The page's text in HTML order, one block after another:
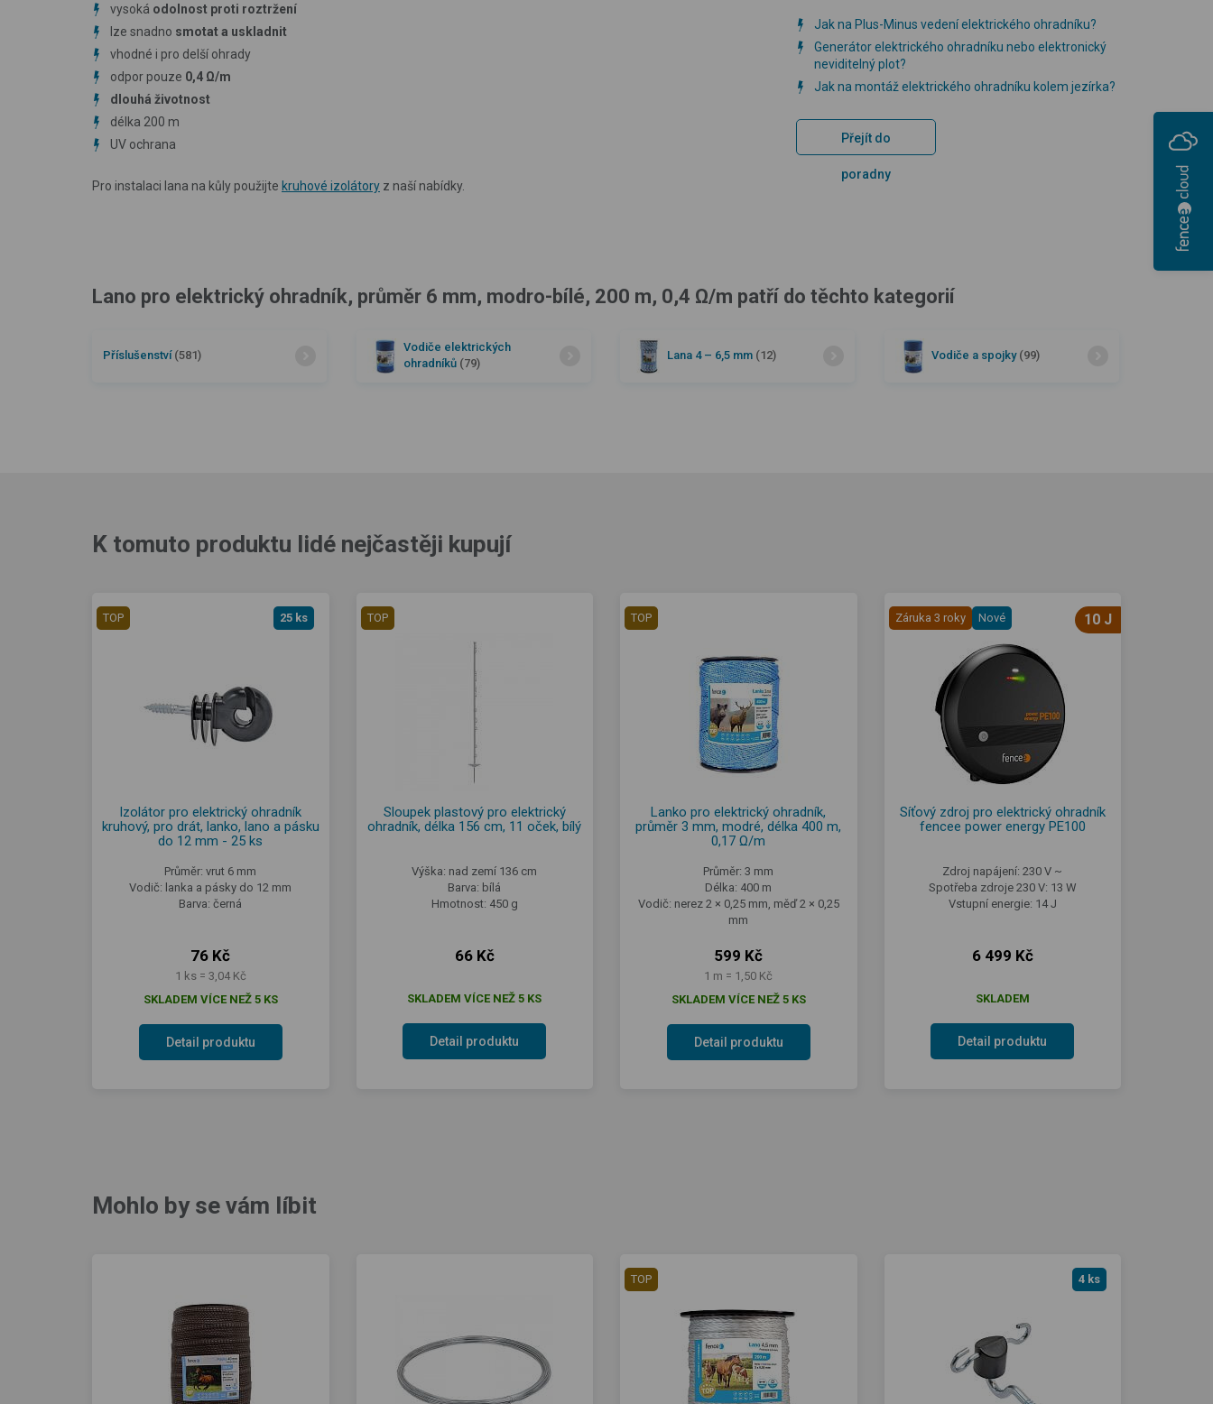
vysoká odolnost proti roztržení
lze snadno smotat a uskladnit
vhodné i pro delší ohrady
odpor pouze 0,4 Ω/m
dlouhá životnost
délka 200 m
UV ochrana
Pro instalaci lana na kůly použijte kruhové izolátory z naší nabídky.
Jak na Plus-Minus vedení elektrického ohradníku?
Generátor elektrického ohradníku nebo elektronický
neviditelný plot?
Jak na montáž elektrického ohradníku kolem jezírka?
Přejít do
poradny
Lano pro elektrický ohradník, průměr 6 mm, modro-bílé, 200 m, 0,4 Ω/m patří do těchto kategorií
Příslušenství (581)
Vodiče elektrických
ohradníků (79)
Lana 4 –⁠ 6,5 mm (12) Vodiče a spojky (99)
K tomuto produktu lidé nejčastěji kupují
TOP 25 ks
Izolátor pro elektrický ohradník
kruhový, pro drát, lanko, lano a pásku
do 12 mm - 25 ks
Průměr: vrut 6 mm
Vodič: lanka a pásky do 12 mm
Barva: černá
76 Kč
1 ks = 3,04 Kč
SKLADEM VÍCE NEŽ 5 KS
Detail produktu
TOP
Sloupek plastový pro elektrický
ohradník, délka 156 cm, 11 oček, bílý
Výška: nad zemí 136 cm
Barva: bílá
Hmotnost: 450 g
66 Kč
SKLADEM VÍCE NEŽ 5 KS
Detail produktu
TOP
Lanko pro elektrický ohradník,
průměr 3 mm, modré, délka 400 m,
0,17 Ω/m
Průměr: 3 mm
Délka: 400 m
Vodič: nerez 2 × 0,25 mm, měď 2 × 0,25
mm
599 Kč
1 m = 1,50 Kč
SKLADEM VÍCE NEŽ 5 KS
Detail produktu
Záruka 3 roky Nové 10 J
Síťový zdroj pro elektrický ohradník
fencee power energy PE100
Zdroj napájení: 230 V ~
Spotřeba zdroje 230 V: 13 W
Vstupní energie: 14 J
6 499 Kč
SKLADEM
Detail produktu
Mohlo by se vám líbit
TOP 4 ks